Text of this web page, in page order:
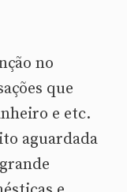
no
que
e etc.
aguardada